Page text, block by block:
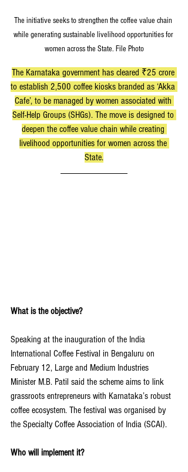
The initiative seeks to strengthen the coffee value chain
while generating sustainable livelihood opportunities for
women across the State. File Photo
The Karnataka government has cleared ₹25 crore
to establish 2,500 coffee kiosks branded as ‘Akka
Cafe’, to be managed by women associated with
Self-Help Groups (SHGs). The move is designed to
deepen the coffee value chain while creating
livelihood opportunities for women across the
State.
What is the objective?
Speaking at the inauguration of the India
International Coffee Festival in Bengaluru on
February 12, Large and Medium Industries
Minister M.B. Patil said the scheme aims to link
grassroots entrepreneurs with Karnataka’s robust
coffee ecosystem. The festival was organised by
the Specialty Coffee Association of India (SCAI).
Who will implement it?